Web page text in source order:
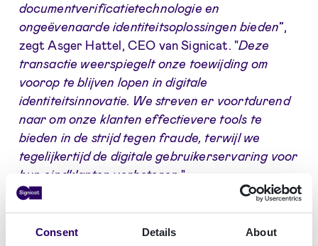
Consent Details About
documentverificatietechnologie en
ongeëvenaarde identiteitsoplossingen bieden”,
zegt Asger Hattel, CEO van Signicat. "Deze
transactie weerspiegelt onze toewijding om
voorop te blijven lopen in digitale
identiteitsinnovatie. We streven er voortdurend
naar om onze klanten effectievere tools te
bieden in de strijd tegen fraude, terwijl we
tegelijkertijd de digitale gebruikerservaring voor
hun eindklanten verbeteren ."
De overname van Inverid is een belangrijke stap
om Signicat’s aanbod verder te versterken en